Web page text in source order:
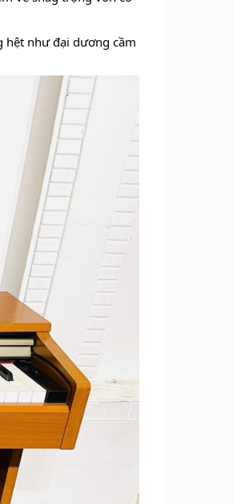
hệt như đại dương cầm